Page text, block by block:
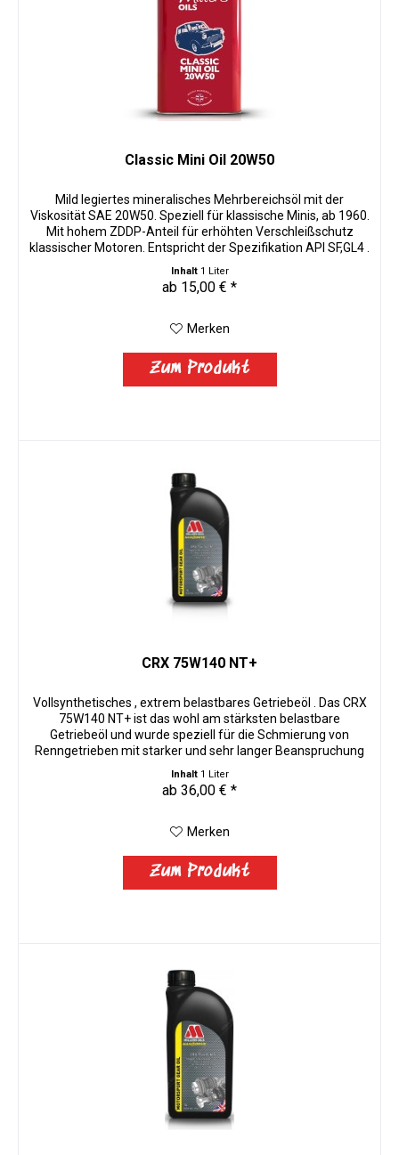
Classic Mini Oil 20W50
Mild legiertes mineralisches Mehrbereichsöl mit der
Viskosität SAE 20W50. Speziell für klassische Minis, ab 1960.
Mit hohem ZDDP-Anteil für erhöhten Verschleißschutz
klassischer Motoren. Entspricht der Spezifikation API SF,GL4 .
Millers...
Inhalt 1 Liter
ab 15,00 € *
Merken
Zum Produkt
CRX 75W140 NT+
Vollsynthetisches , extrem belastbares Getriebeöl . Das CRX
75W140 NT+ ist das wohl am stärksten belastbare
Getriebeöl und wurde speziell für die Schmierung von
Renngetrieben mit starker und sehr langer Beanspruchung
Inhalt 1 Liter
ab 36,00 € *
Merken
Zum Produkt